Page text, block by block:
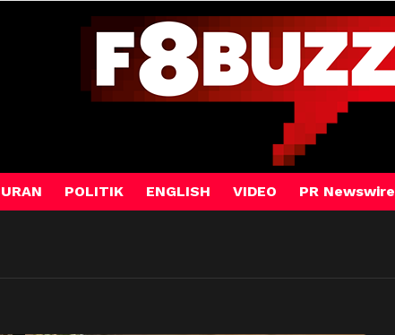
POLITIK ENGLISH VIDEO PR Newswire